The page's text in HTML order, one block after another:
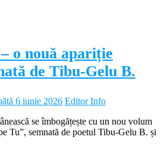
o nouă apariție
de Tibu-Gelu B.
6 iunie 2026 Editor Info
se îmbogățește cu un nou volum
Tu”, semnată de poetul Tibu-Gelu B. și